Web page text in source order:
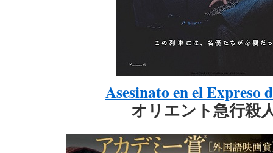
Asesinato en el Expreso
オリエント急行殺